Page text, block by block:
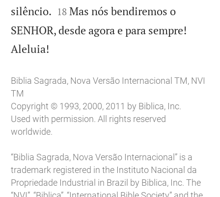
silêncio. 

18 Mas nós bendiremos o
SENHOR, desde agora e para sempre!
Aleluia!
Biblia Sagrada, Nova Versão Internacional TM, NVI
TM
Copyright © 1993, 2000, 2011 by Biblica, Inc.
Used with permission. All rights reserved
worldwide.
“Biblia Sagrada, Nova Versão Internacional” is a
trademark registered in the Instituto Nacional da
Propriedade Industrial in Brazil by Biblica, Inc. The